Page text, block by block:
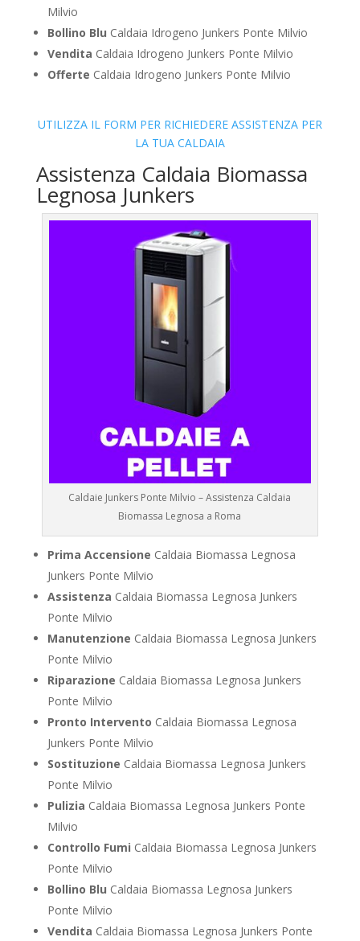
Milvio
Bollino Blu Caldaia Idrogeno Junkers Ponte Milvio
Vendita Caldaia Idrogeno Junkers Ponte Milvio
Offerte Caldaia Idrogeno Junkers Ponte Milvio
UTILIZZA IL FORM PER RICHIEDERE ASSISTENZA PER
LA TUA CALDAIA
Assistenza Caldaia Biomassa
Legnosa Junkers
Caldaie Junkers Ponte Milvio – Assistenza Caldaia
Biomassa Legnosa a Roma
Prima Accensione Caldaia Biomassa Legnosa
Junkers Ponte Milvio
Assistenza Caldaia Biomassa Legnosa Junkers
Ponte Milvio
Manutenzione Caldaia Biomassa Legnosa Junkers
Ponte Milvio
Riparazione Caldaia Biomassa Legnosa Junkers
Ponte Milvio
Pronto Intervento Caldaia Biomassa Legnosa
Junkers Ponte Milvio
Sostituzione Caldaia Biomassa Legnosa Junkers
Ponte Milvio
Pulizia Caldaia Biomassa Legnosa Junkers Ponte
Milvio
Controllo Fumi Caldaia Biomassa Legnosa Junkers
Ponte Milvio
Bollino Blu Caldaia Biomassa Legnosa Junkers
Ponte Milvio
Vendita Caldaia Biomassa Legnosa Junkers Ponte